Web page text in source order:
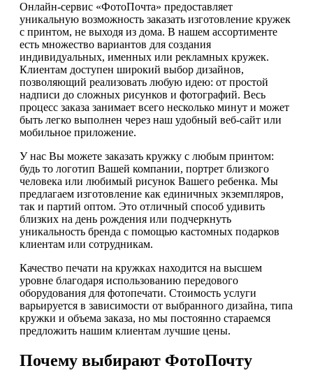
Онлайн-сервис «ФотоПочта» предоставляет
уникальную возможность заказать изготовление кружек
с принтом, не выходя из дома. В нашем ассортименте
есть множество вариантов для создания
индивидуальных, именных или рекламных кружек.
Клиентам доступен широкий выбор дизайнов,
позволяющий реализовать любую идею: от простой
надписи до сложных рисунков и фотографий. Весь
процесс заказа занимает всего несколько минут и может
быть легко выполнен через наш удобный веб-сайт или
мобильное приложение.
У нас Вы можете заказать кружку с любым принтом:
будь то логотип Вашей компании, портрет близкого
человека или любимый рисунок Вашего ребенка. Мы
предлагаем изготовление как единичных экземпляров,
так и партий оптом. Это отличный способ удивить
близких на день рождения или подчеркнуть
уникальность бренда с помощью кастомных подарков
клиентам или сотрудникам.
Качество печати на кружках находится на высшем
уровне благодаря использованию передового
оборудования для фотопечати. Стоимость услуги
варьируется в зависимости от выбранного дизайна, типа
кружки и объема заказа, но мы постоянно стараемся
предложить нашим клиентам лучшие цены.
Почему выбирают ФотоПочту